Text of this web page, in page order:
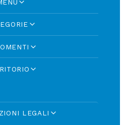
LEGALI